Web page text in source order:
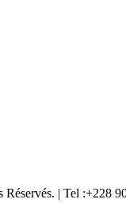
| Tel :+228